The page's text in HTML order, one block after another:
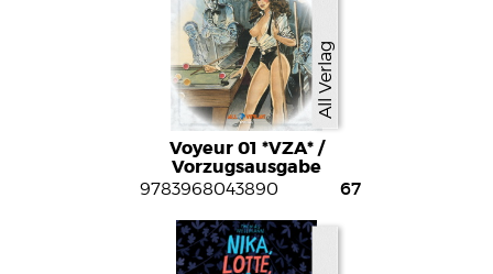
All Verlag
Voyeur 01 *VZA* /
Vorzugsausgabe
9783968043890 67